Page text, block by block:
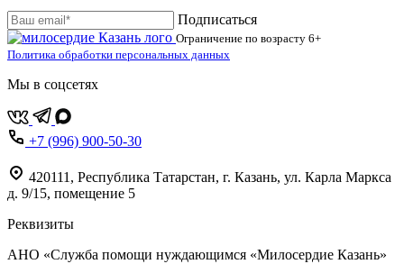
Подписаться
Ограничение по возрасту 6+
Политика обработки персональных данных
Мы в соцсетях
+7 (996) 900-50-30
420111 , Республика Татарстан, г. Казань, ул. Карла Маркса
д. 9/15, помещение 5
Реквизиты
АНО «Служба помощи нуждающимся «Милосердие Казань»